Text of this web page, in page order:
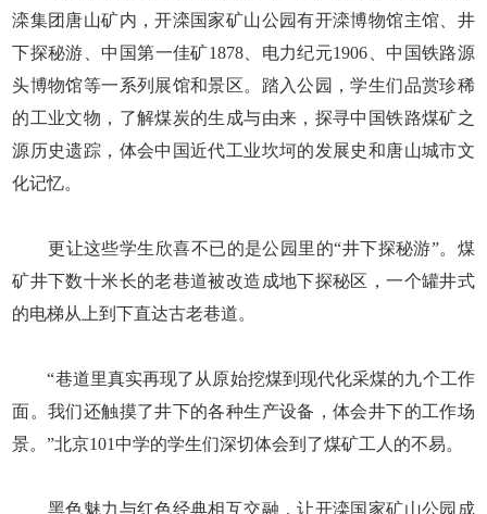
滦集团唐山矿内，开滦国家矿山公园有开滦博物馆主馆、井
下探秘游、中国第一佳矿1878、电力纪元1906、中国铁路源
头博物馆等一系列展馆和景区。踏入公园，学生们品赏珍稀
的工业文物，了解煤炭的生成与由来，探寻中国铁路煤矿之
源历史遗踪，体会中国近代工业坎坷的发展史和唐山城市文
化记忆。
更让这些学生欣喜不已的是公园里的“井下探秘游”。煤
矿井下数十米长的老巷道被改造成地下探秘区，一个罐井式
的电梯从上到下直达古老巷道。
“巷道里真实再现了从原始挖煤到现代化采煤的九个工作
面。我们还触摸了井下的各种生产设备，体会井下的工作场
景。”北京101中学的学生们深切体会到了煤矿工人的不易。
黑色魅力与红色经典相互交融，让开滦国家矿山公园成